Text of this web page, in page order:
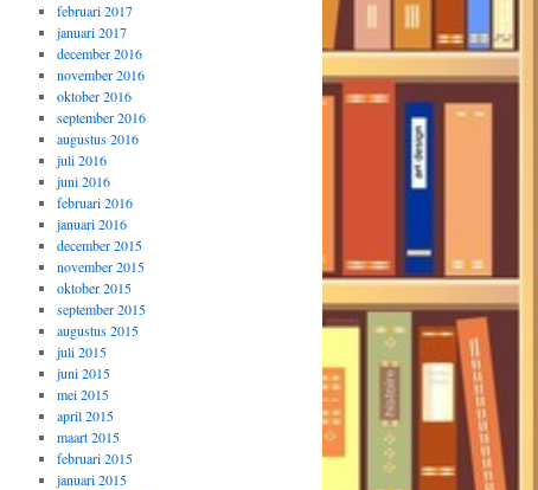
februari 2017
januari 2017
december 2016
november 2016
oktober 2016
september 2016
augustus 2016
juli 2016
juni 2016
februari 2016
januari 2016
december 2015
november 2015
oktober 2015
september 2015
augustus 2015
juli 2015
juni 2015
mei 2015
april 2015
maart 2015
februari 2015
januari 2015